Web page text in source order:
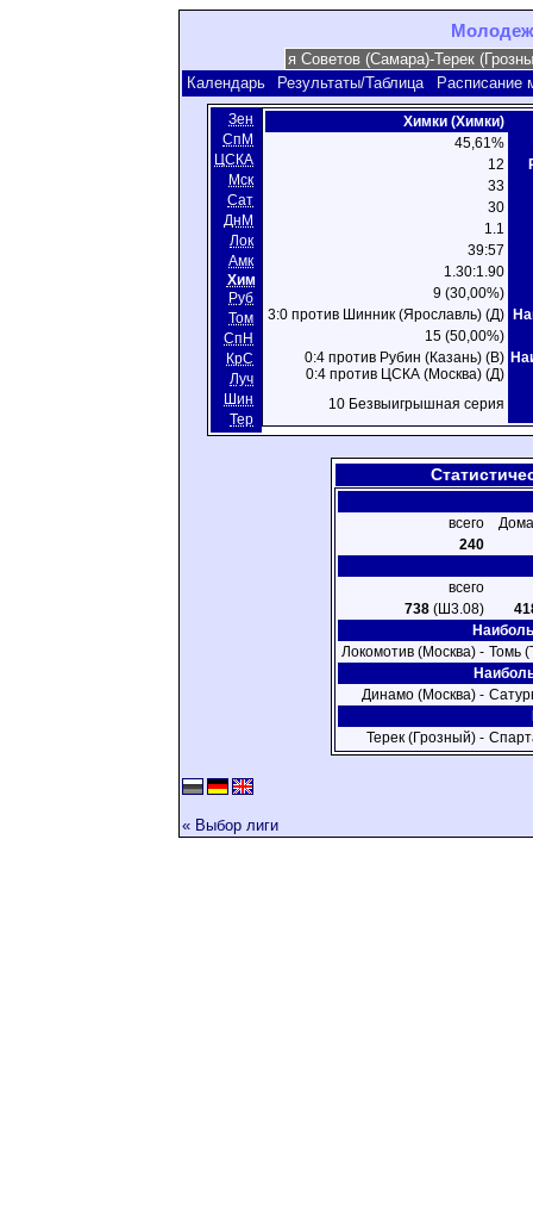
Календарь Результаты/Таблица Расписание
Зен
СпМ
ЦСКА
Мск
Сат
ДнМ
Лок
Амк
Хим
Руб
Том
СпН
КрС
Луч
Шин
Тер
Химки (Химки)
45,61%
12
33
30
1.1
39:57
1.30:1.90
9 (30,00%)
3:0 против Шинник (Ярославль) (Д)
15 (50,00%)
0:4 против Рубин (Казань) (В)
0:4 против ЦСКА (Москва) (Д)
10 Безвыигрышная серия
всего
240
всего
738(Ш3.08)
Локомотив (Москва) - Томь
Динамо (Москва) -
Терек (Грозный) -
« Выбор лиги